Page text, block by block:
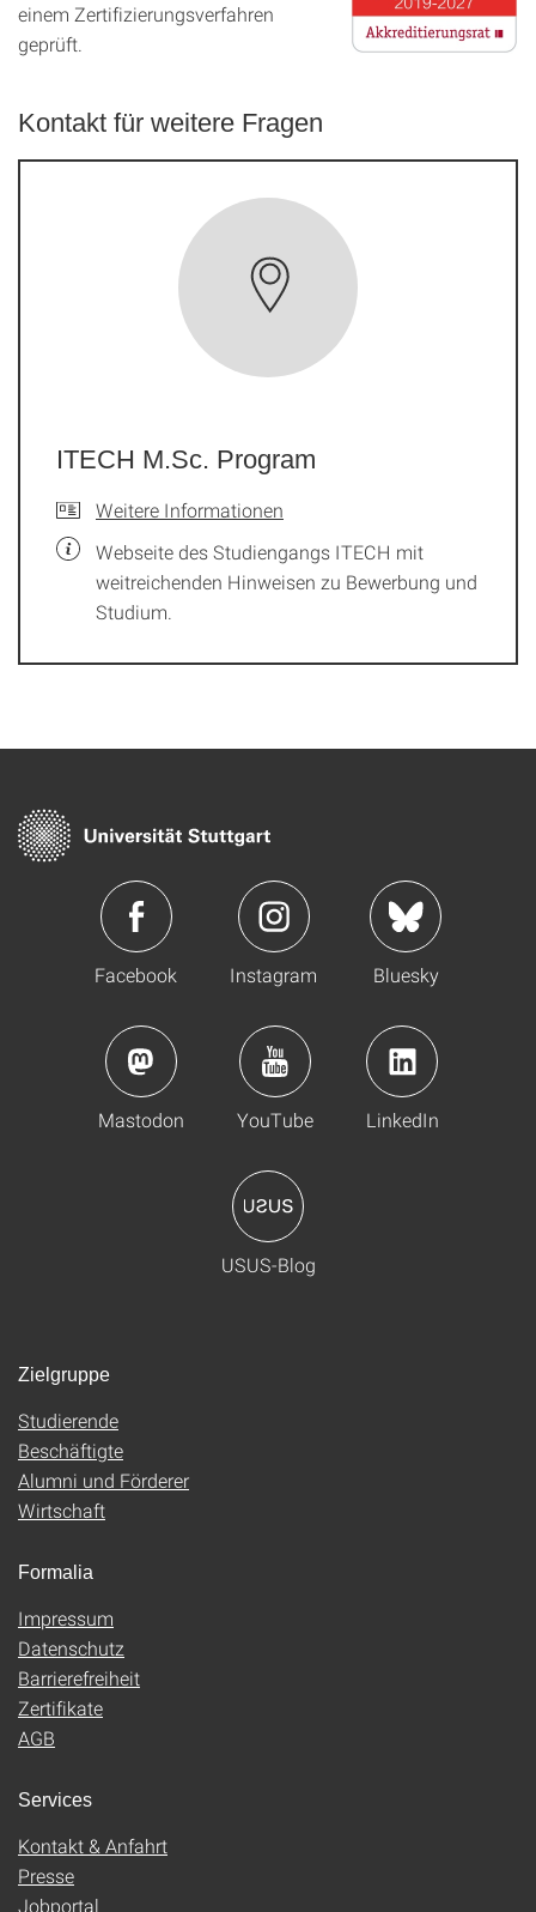
einem Zer­ti­fizier­ungs­ver­fahren
geprüft.
Kontakt für weitere Fragen
ITECH M.Sc. Program
Weitere Informationen
Webseite des Studiengangs ITECH mit
weitreichenden Hinweisen zu Bewerbung und
Studium.
Facebook Instagram Bluesky
Mastodon YouTube LinkedIn
USUS-Blog
Zielgruppe
Studierende
Beschäftigte
Alumni und Förderer
Wirtschaft
Formalia
Impressum
Datenschutz
Barrierefreiheit
Zertifikate
AGB
Services
Kontakt & Anfahrt
Presse
Jobportal